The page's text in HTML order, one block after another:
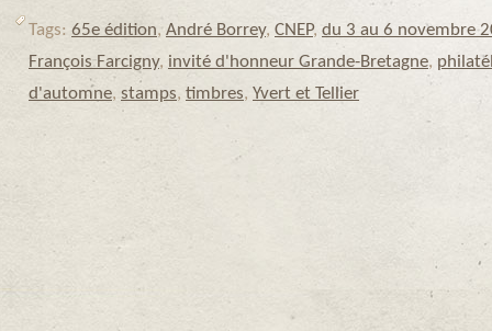
Tags: 65e édition,André Borrey, CNEP, du 3 au 6 novembre
François Farcigny, invité d'honneur Grande-Bretagne,
d'automne, stamps, timbres, Yvert et Tellier